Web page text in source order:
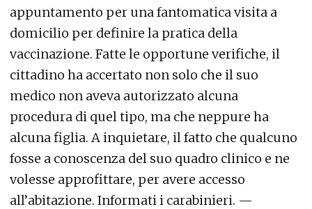
appuntamento per una fantomatica visita a
domicilio per definire la pratica della
vaccinazione. Fatte le opportune verifiche, il
cittadino ha accertato non solo che il suo
medico non aveva autorizzato alcuna
procedura di quel tipo, ma che neppure ha
alcuna figlia. A inquietare, il fatto che qualcuno
fosse a conoscenza del suo quadro clinico e ne
volesse approfittare, per avere accesso
all’abitazione. Informati i carabinieri. —